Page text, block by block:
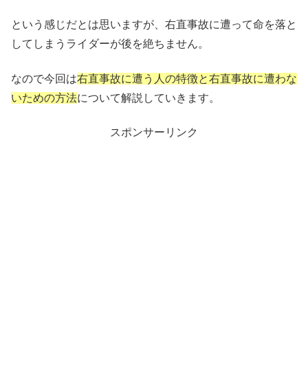
という感じだとは思いますが、右直事故に遭って命を落と
してしまうライダーが後を絶ちません。
なので今回は右直事故に遭う人の特徴と右直事故に遭わな
いための方法について解説していきます。
スポンサーリンク